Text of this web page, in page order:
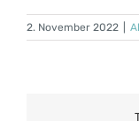
2. November 2022